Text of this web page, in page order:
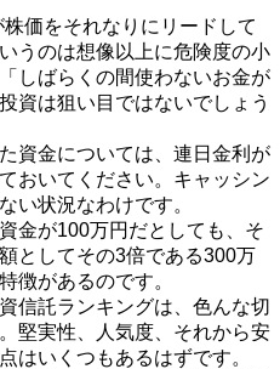
価をそれなりにリードして
うのは想像以上に危険度の小
しばらくの間使わないお金が
資は狙い目ではないでしょう
資金については、連日金利が
おいてください。キャッシン
い状況なわけです。
金が100万円だとしても、そ
としてその3倍である300万
徴があるのです。
信託ランキングは、色んな切
堅実性、人気度、それから安
はいくつもあるはずです。